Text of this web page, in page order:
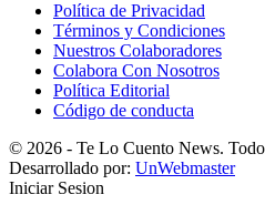
Política de Privacidad
Términos y Condiciones
Nuestros Colaboradores
Colabora Con Nosotros
Política Editorial
Código de conducta
© 2026 - Te Lo Cuento News.
Desarrollado por: UnWebmaster
Iniciar Sesion